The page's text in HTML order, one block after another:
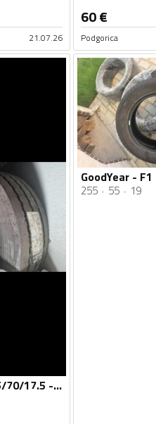
21.07.26
60€
Podgorica
GoodYear - 245/70/17.5 - Univerzalna guma
255 55 19